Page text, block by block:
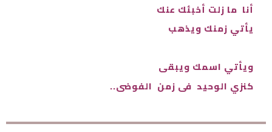
أنا ما زلت أخبئك عنك
يأتي زمنك ويذهب
ويأتي اسمك ويبقى
كنزي الوحيد فى زمن الفوضى..